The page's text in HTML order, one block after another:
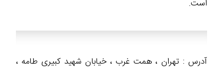
است.
آدرس : تهران ، همت غرب ، خيابان شهيد كبيرى طامه ،